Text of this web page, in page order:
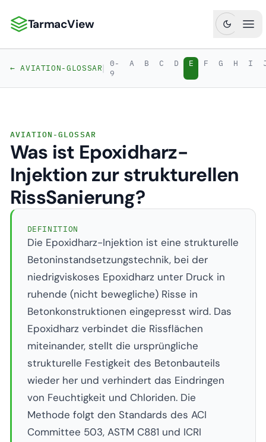
TarmacView: Präzisionsluftfahrtanalytik
TarmacView
← AVIATION-GLOSSAR| 0-
9
A B C D E F G H I
AVIATION-GLOSSAR
Was ist Epoxidharz-
Injektion zur strukturellen
RissSanierung?
DEFINITION
Die Epoxidharz-Injektion ist eine strukturelle
Betoninstandsetzungstechnik, bei der
niedrigviskoses Epoxidharz unter Druck in
ruhende (nicht bewegliche) Risse in
Betonkonstruktionen eingepresst wird. Das
Epoxidharz verbindet die Rissflächen
miteinander, stellt die ursprüngliche
strukturelle Festigkeit des Betonbauteils
wieder her und verhindert das Eindringen
von Feuchtigkeit und Chloriden. Die
Methode folgt den Standards des ACI
Committee 503, ASTM C881 und ICRI